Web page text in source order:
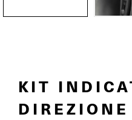
KIT
DIREZIONE